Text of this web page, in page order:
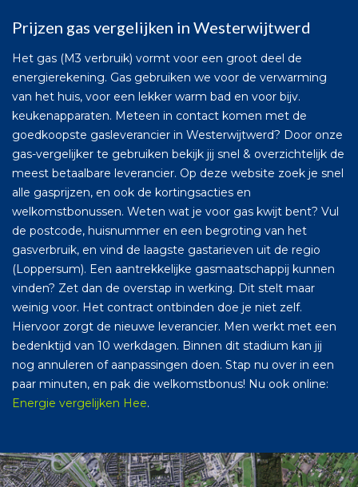
Prijzen gas vergelijken in Westerwijtwerd
Het gas (M3 verbruik) vormt voor een groot deel de
energierekening. Gas gebruiken we voor de verwarming
van het huis, voor een lekker warm bad en voor bijv.
keukenapparaten. Meteen in contact komen met de
goedkoopste gasleverancier in Westerwijtwerd? Door onze
gas-vergelijker te gebruiken bekijk jij snel & overzichtelijk de
meest betaalbare leverancier. Op deze website zoek je snel
alle gasprijzen, en ook de kortingsacties en
welkomstbonussen. Weten wat je voor gas kwijt bent? Vul
de postcode, huisnummer en een begroting van het
gasverbruik, en vind de laagste gastarieven uit de regio
(Loppersum). Een aantrekkelijke gasmaatschappij kunnen
vinden? Zet dan de overstap in werking. Dit stelt maar
weinig voor. Het contract ontbinden doe je niet zelf.
Hiervoor zorgt de nieuwe leverancier. Men werkt met een
bedenktijd van 10 werkdagen. Binnen dit stadium kan jij
nog annuleren of aanpassingen doen. Stap nu over in een
paar minuten, en pak die welkomstbonus! Nu ook online:
Energie vergelijken Hee.